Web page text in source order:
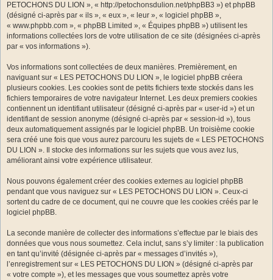
PETOCHONS DU LION », « http://petochonsdulion.net/phpBB3 ») et phpBB
(désigné ci-après par « ils », « eux », « leur », « logiciel phpBB »,
« www.phpbb.com », « phpBB Limited », « Équipes phpBB ») utilisent les
informations collectées lors de votre utilisation de ce site (désignées ci-après
par « vos informations »).
Vos informations sont collectées de deux manières. Premièrement, en
naviguant sur « LES PETOCHONS DU LION », le logiciel phpBB créera
plusieurs cookies. Les cookies sont de petits fichiers texte stockés dans les
fichiers temporaires de votre navigateur Internet. Les deux premiers cookies
contiennent un identifiant utilisateur (désigné ci-après par « user-id ») et un
identifiant de session anonyme (désigné ci-après par « session-id »), tous
deux automatiquement assignés par le logiciel phpBB. Un troisième cookie
sera créé une fois que vous aurez parcouru les sujets de « LES PETOCHONS
DU LION ». Il stocke des informations sur les sujets que vous avez lus,
améliorant ainsi votre expérience utilisateur.
Nous pouvons également créer des cookies externes au logiciel phpBB
pendant que vous naviguez sur « LES PETOCHONS DU LION ». Ceux-ci
sortent du cadre de ce document, qui ne couvre que les cookies créés par le
logiciel phpBB.
La seconde manière de collecter des informations s’effectue par le biais des
données que vous nous soumettez. Cela inclut, sans s’y limiter : la publication
en tant qu’invité (désignée ci-après par « messages d’invités »),
l’enregistrement sur « LES PETOCHONS DU LION » (désigné ci-après par
« votre compte »), et les messages que vous soumettez après votre